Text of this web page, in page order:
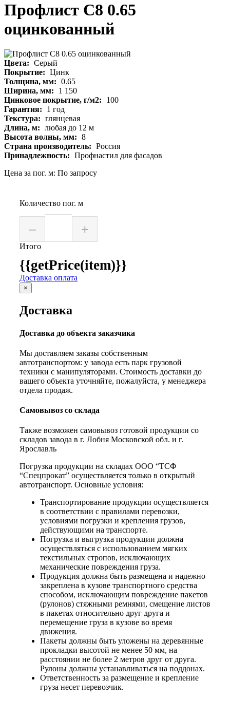
Профлист С8 0.65
оцинкованный
Цвета: Серый
Покрытие: Цинк
Толщина, мм: 0.65
Ширина, мм:
1 150
Цинковое покрытие, г/м2:
100
Гарантия:
1 год
Текстура: глянцевая
Длина, м: любая до 12 м
Высота волны, мм: 8
Страна производитель: Россия
Принадлежность: Профнастил для фасадов
Цена за пог. м: По запросу
Количество пог. м
– +
Итого
{{getPrice(item)}}
Доставка оплата
×
Доставка
Доставка до объекта заказчика
Мы доставляем заказы собственным
автотранспортом: у завода есть парк грузовой
техники с манипуляторами. Стоимость доставки до
вашего объекта уточняйте, пожалуйста, у менеджера
отдела продаж.
Самовывоз со склада
Также возможен самовывоз готовой продукции со
складов завода в г. Лобня Московской обл. и г.
Ярославль
Погрузка продукции на складах ООО “ТСФ
“Спецпрокат” осуществляется только в открытый
автотранспорт. Основные условия:
Транспортирование продукции осуществляется
в соответствии с правилами перевозки,
условиями погрузки и крепления грузов,
действующими на транспорте.
Погрузка и выгрузка продукции должна
осуществляться с использованием мягких
текстильных стропов, исключающих
механические повреждения груза.
Продукция должна быть размещена и надежно
закреплена в кузове транспортного средства
способом, исключающим повреждение пакетов
(рулонов) стяжными ремнями, смещение листов
в пакетах относительно друг друга и
перемещение груза в кузове во время
движения.
Пакеты должны быть уложены на деревянные
прокладки высотой не менее 50 мм, на
расстоянии не более 2 метров друг от друга.
Рулоны должны устанавливаться на поддонах.
Ответственность за размещение и крепление
груза несет перевозчик.